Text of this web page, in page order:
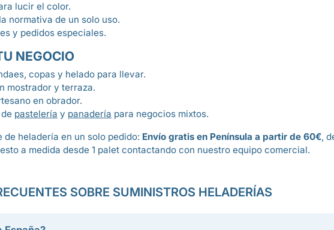
lucir el color.
normativa de un solo uso.
y pedidos especiales.
NEGOCIO
copas y helado para llevar.
mostrador y terraza.
en obrador.
pastelería y panadería para negocios mixtos.
heladería en un solo pedido: Envío gratis en Península a partir de 60€,
a medida desde 1 palet contactando con nuestro equipo comercial.
SOBRE SUMINISTROS HELADERÍAS